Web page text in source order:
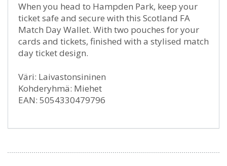
When you head to Hampden Park, keep your
ticket safe and secure with this Scotland FA
Match Day Wallet. With two pouches for your
cards and tickets, finished with a stylised match
day ticket design.
Väri: Laivastonsininen
Kohderyhmä: Miehet
EAN: 5054330479796